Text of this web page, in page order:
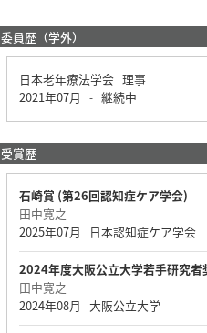
委員歴（学外）
日本老年療法学会 理事
2021年07月
- 継続中
受賞歴
石崎賞 (第26回認知症ケア学会)
田中寛之
2025年07月 日本認知症ケア学会
2024年度大阪公立大学若手研究者
田中寛之
2024年08月 大阪公立大学